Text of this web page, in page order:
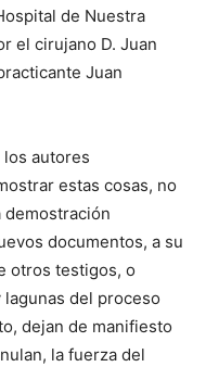
de Nuestra
el cirujano D. Juan
Juan
autores
estas cosas, no
demostración
documentos, a su
otros testigos, o
del proceso
dejan de manifiesto
la fuerza del